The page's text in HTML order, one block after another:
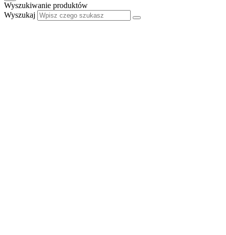
Wyszukiwanie produktów
Wyszukaj